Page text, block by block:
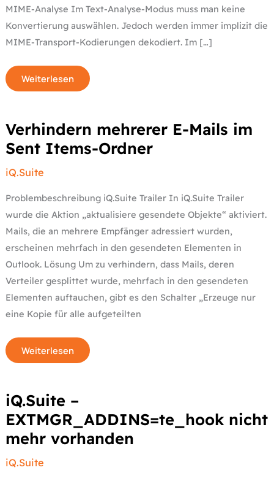
MIME-Analyse Im Text-Analyse-Modus muss man keine
Konvertierung auswählen. Jedoch werden immer implizit die
MIME-Transport-Kodierungen dekodiert. Im […]
Weiterlesen
Verhindern mehrerer E-Mails im
Sent Items-Ordner
iQ.Suite
Problembeschreibung iQ.Suite Trailer In iQ.Suite Trailer
wurde die Aktion „aktualisiere gesendete Objekte“ aktiviert.
Mails, die an mehrere Empfänger adressiert wurden,
erscheinen mehrfach in den gesendeten Elementen in
Outlook. Lösung Um zu verhindern, dass Mails, deren
Verteiler gesplittet wurde, mehrfach in den gesendeten
Elementen auftauchen, gibt es den Schalter „Erzeuge nur
eine Kopie für alle aufgeteilten
Verhindern
mehrerer
Mails
im
Sent
Items-
Weiterlesen
iQ.Suite –
EXTMGR_ADDINS=te_hook nicht
mehr vorhanden
iQ.Suite
iQ.Suite
–
EXTMGR_ADDINS=te_hook
nicht
mehr
vorhanden